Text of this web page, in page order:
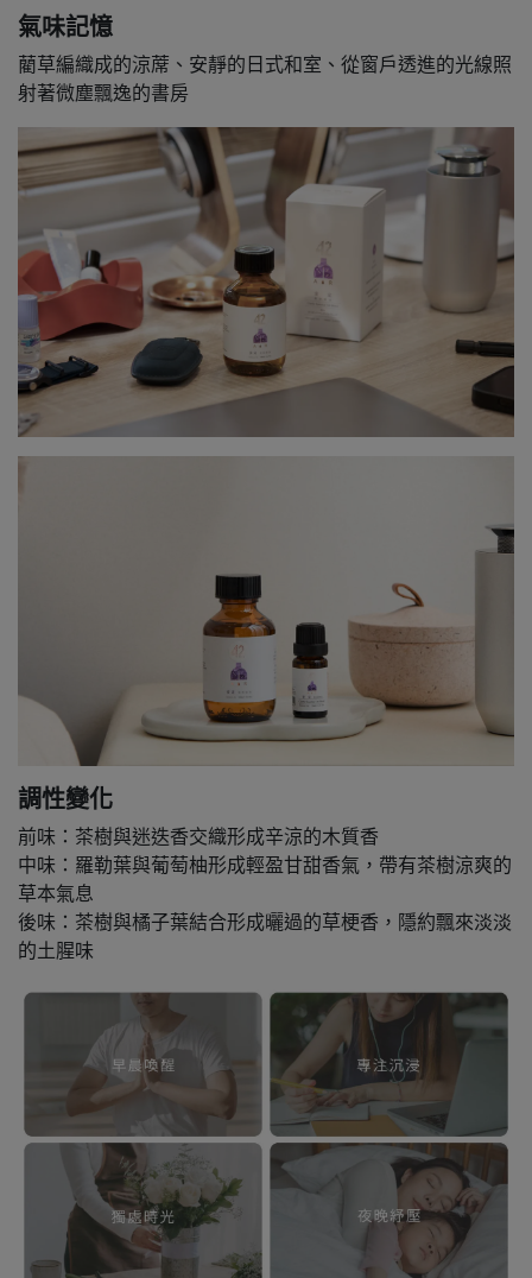
氣味記憶
藺草編織成的涼蓆、安靜的日式和室、從窗戶透進的光線照
射著微塵飄逸的書房
調性變化
前味：茶樹與迷迭香交織形成辛涼的木質香
中味：羅勒葉與葡萄柚形成輕盈甘甜香氣，帶有茶樹涼爽的
草本氣息
後味：茶樹與橘子葉結合形成曬過的草梗香，隱約飄來淡淡
的土腥味